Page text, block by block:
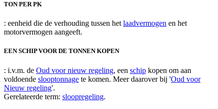
TON PER PK
: eenheid die de verhouding tussen het laadvermogen en het
motorvermogen aangeeft.
EEN SCHIP VOOR DE TONNEN KOPEN
: i.v.m. de Oud voor nieuw regeling, een schip kopen om aan
voldoende slooptonnage te komen. Meer daarover bij 'Oud voor
Nieuw regeling'.
Gerelateerde term: sloopregeling.